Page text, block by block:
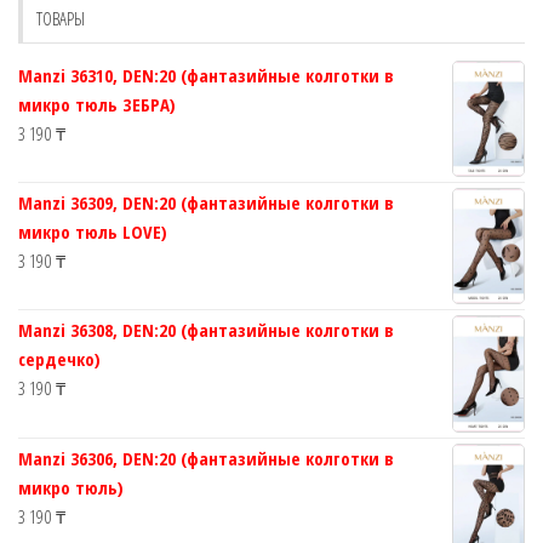
товара.
товара.
ТОВАРЫ
Manzi 36310, DEN:20 (фантазийные колготки в
микро тюль ЗЕБРА)
3 190 ₸
Manzi 36309, DEN:20 (фантазийные колготки в
микро тюль LOVE)
3 190 ₸
Manzi 36308, DEN:20 (фантазийные колготки в
сердечко)
3 190 ₸
Manzi 36306, DEN:20 (фантазийные колготки в
микро тюль)
3 190 ₸